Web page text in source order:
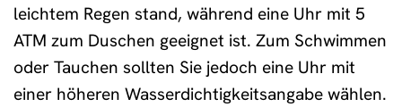
leichtem Regen stand, während eine Uhr mit 5
ATM zum Duschen geeignet ist. Zum Schwimmen
oder Tauchen sollten Sie jedoch eine Uhr mit
einer höheren Wasserdichtigkeitsangabe wählen.